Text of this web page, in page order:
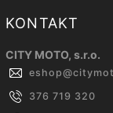
KONTAKT
CITY MOTO, s.r.o.
eshop@
376 719 320